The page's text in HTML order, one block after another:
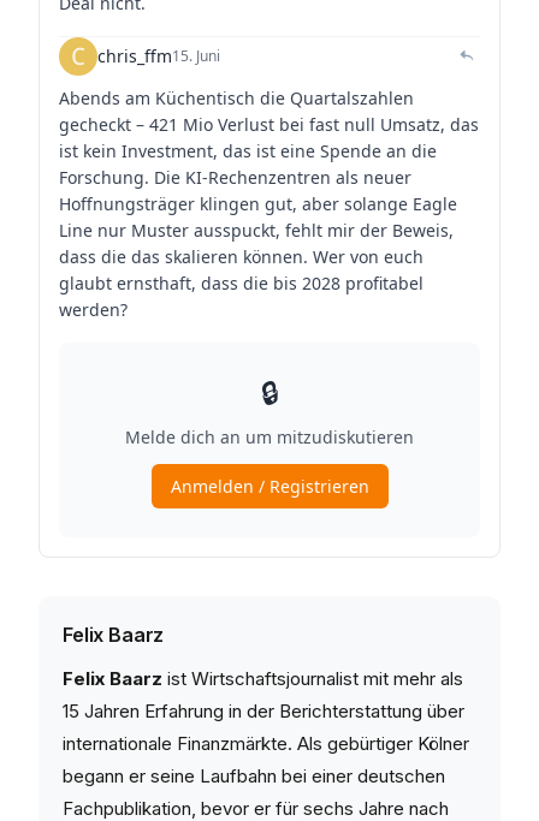
Felix Baarz
Felix Baarz ist Wirtschaftsjournalist mit mehr als
15 Jahren Erfahrung in der Berichterstattung über
internationale Finanzmärkte. Als gebürtiger Kölner
begann er seine Laufbahn bei einer deutschen
Fachpublikation, bevor er für sechs Jahre nach